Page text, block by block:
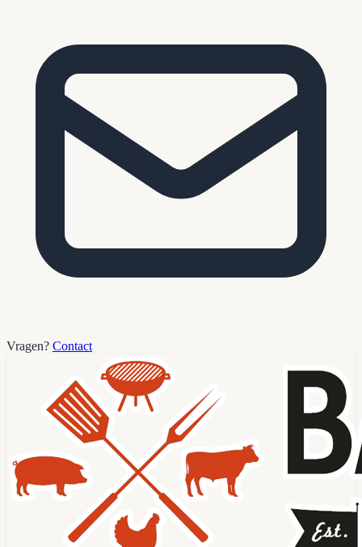
Vragen? Contact